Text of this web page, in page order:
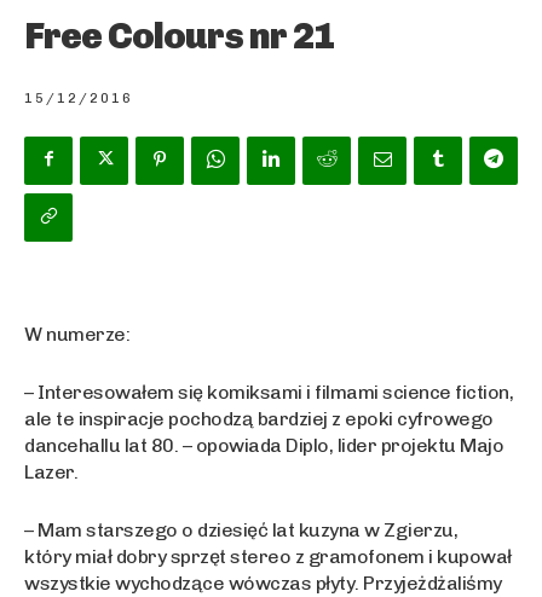
Free Colours nr 21
15/12/2016
W numerze:
– Interesowałem się komiksami i filmami science fiction,
ale te inspiracje pochodzą bardziej z epoki cyfrowego
dancehallu lat 80. – opowiada Diplo, lider projektu Majo
Lazer.
– Mam starszego o dziesięć lat kuzyna w Zgierzu,
który miał dobry sprzęt stereo z gramofonem i kupował
wszystkie wychodzące wówczas płyty. Przyjeżdżaliśmy